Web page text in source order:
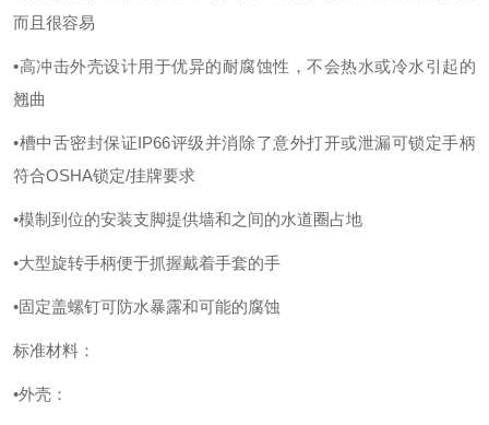
而且很容易
•高冲击外壳设计用于优异的耐腐蚀性，不会热水或冷水引起的
翘曲
•槽中舌密封保证IP66评级并消除了意外打开或泄漏可锁定手柄
符合OSHA锁定/挂牌要求
•模制到位的安装支脚提供墙和之间的水道圈占地
•大型旋转手柄便于抓握戴着手套的手
•固定盖螺钉可防水暴露和可能的腐蚀
标准材料：
•外壳：